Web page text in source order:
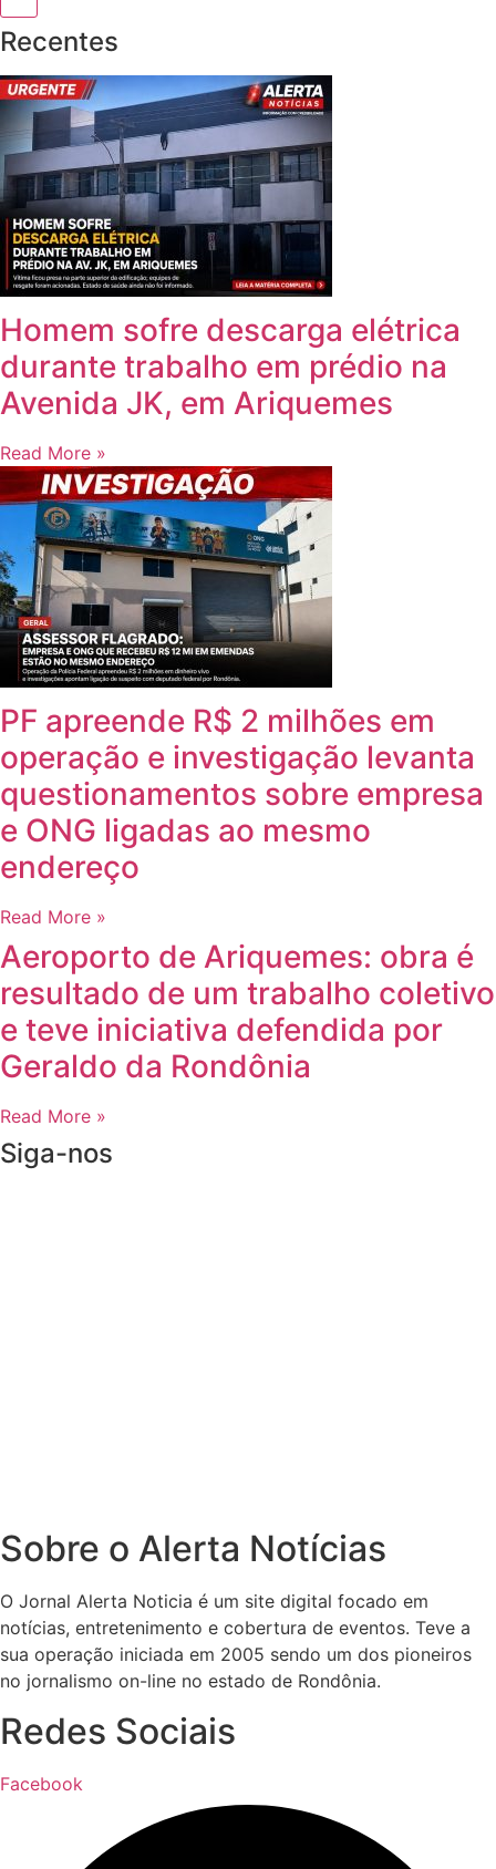
Recentes
Homem sofre descarga elétrica
durante trabalho em prédio na
Avenida JK, em Ariquemes
Read More »
PF apreende R$ 2 milhões em
operação e investigação levanta
questionamentos sobre empresa
e ONG ligadas ao mesmo
endereço
Read More »
Aeroporto de Ariquemes: obra é
resultado de um trabalho coletivo
e teve iniciativa defendida por
Geraldo da Rondônia
Read More »
Siga-nos
Sobre o Alerta Notícias
O Jornal Alerta Noticia é um site digital focado em
notícias, entretenimento e cobertura de eventos. Teve a
sua operação iniciada em 2005 sendo um dos pioneiros
no jornalismo on-line no estado de Rondônia.
Redes Sociais
Facebook